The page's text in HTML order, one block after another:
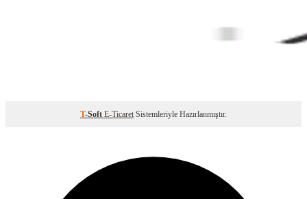
T-Soft E-Ticaret Sistemleriyle Hazırlanmıştır.